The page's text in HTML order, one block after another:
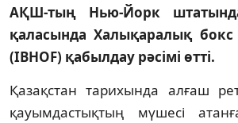
АҚШ-тың Нью-Йорк
қаласында Халықаралық
(IBHOF) қабылдау рәсімі өтті.
Қазақстан тарихында алғаш
қауымдастықтың мүшесі